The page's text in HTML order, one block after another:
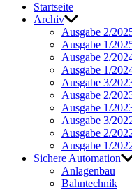
Start­seite
Archiv
Ausgabe 2/
Ausgabe 1/
Ausgabe 2/
Ausgabe 1/
Ausgabe 3/
Ausgabe 2/
Ausgabe 1/
Ausgabe 3/
Ausgabe 2/
Ausgabe 1/
Sichere Auto­ma­tion
Anla­genbau
Bahn­technik